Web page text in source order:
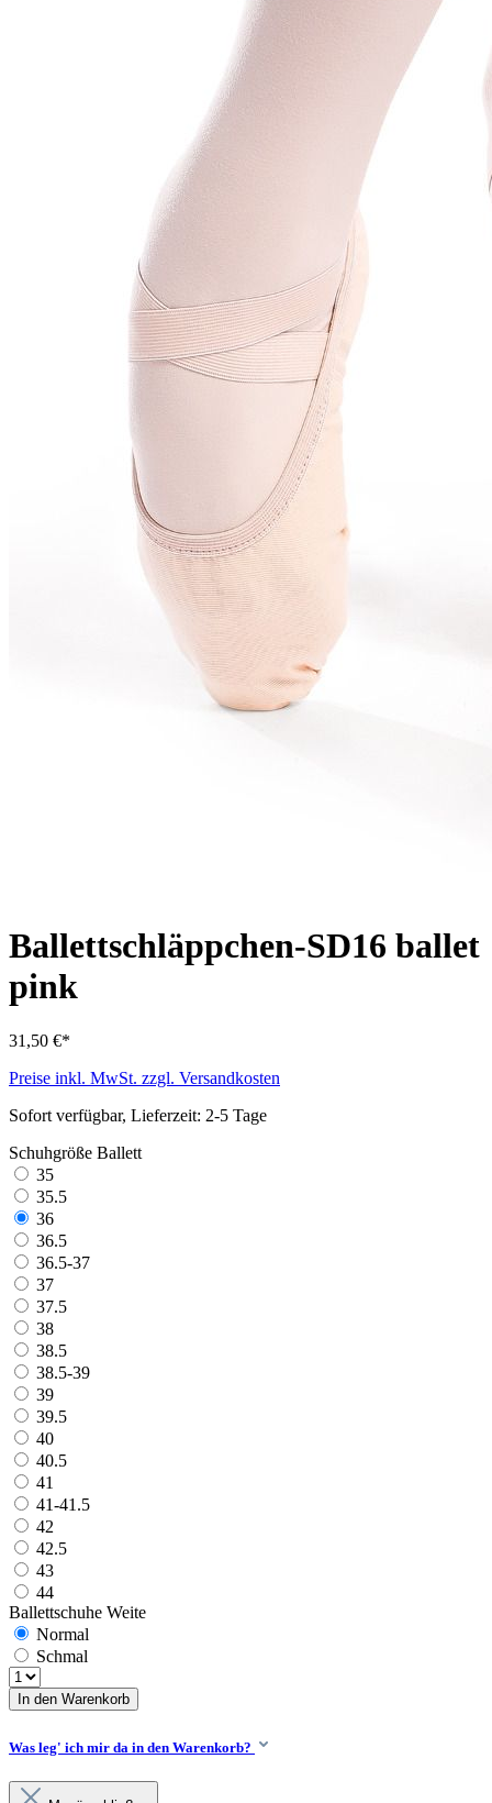
Ballettschläppchen-SD16 ballet
pink
31,50 €*
Preise inkl. MwSt. zzgl. Versandkosten
Sofort verfügbar, Lieferzeit: 2-5 Tage
Schuhgröße Ballett
35
35.5
36
36.5
36.5-37
37
37.5
38
38.5
38.5-39
39
39.5
40
40.5
41
41-41.5
42
42.5
43
44
Ballettschuhe Weite
Normal
Schmal
In den Warenkorb
Was leg' ich mir da in den Warenkorb?